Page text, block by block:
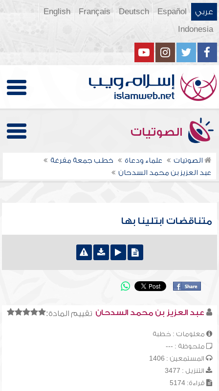
عربي Español
Deutsch
Français
English
Indonesia
الصوتيات
الصوتيات علماء ودعاة
خطب جمعة مفرغة
عبد العزيز بن محمد السدحان
متناقضات ابتلينا بها
تقييم المادة: عبد العزيز بن محمد السدحان
معلومات : خطبة
ملحوظة : ---
المستمعين : 1406
التنزيل : 3477
قراءة: 5174